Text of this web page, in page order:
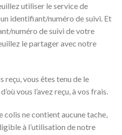
utiliser le service de
identifiant/numéro de suivi. Et
numéro de suivi de votre
le partager avec notre
vous êtes tenu de le
vous l’avez reçu, à vos frais.
colis ne contient aucune tache,
à l’utilisation de notre